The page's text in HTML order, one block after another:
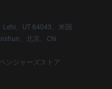
Lehi、UT 84043、米国
、北京、CN
ンジャーズストア